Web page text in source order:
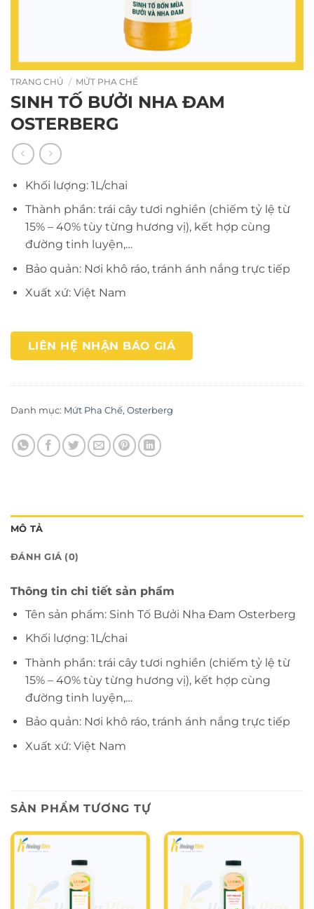
TRANG CHỦ / MỨT PHA CHẾ
SINH TỐ BƯỞI NHA ĐAM
OSTERBERG
Khối lượng: 1L/chai
Thành phần: trái cây tươi nghiền (chiếm tỷ lệ từ
15% – 40% tùy từng hương vị), kết hợp cùng
đường tinh luyện,…
Bảo quản: Nơi khô ráo, tránh ánh nắng trực tiếp
Xuất xứ: Việt Nam
LIÊN HỆ NHẬN BÁO GIÁ
Danh mục: Mứt Pha Chế, Osterberg
MÔ TẢ
ĐÁNH GIÁ (0)
Thông tin chi tiết sản phẩm
Tên sản phẩm: Sinh Tố Bưởi Nha Đam Osterberg
Khối lượng: 1L/chai
Thành phần: trái cây tươi nghiền (chiếm tỷ lệ từ
15% – 40% tùy từng hương vị), kết hợp cùng
đường tinh luyện,…
Bảo quản: Nơi khô ráo, tránh ánh nắng trực tiếp
Xuất xứ: Việt Nam
SẢN PHẨM TƯƠNG TỰ